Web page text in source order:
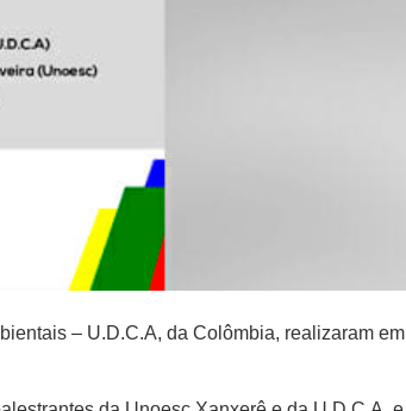
– U.D.C.A, da Colômbia, realizaram em